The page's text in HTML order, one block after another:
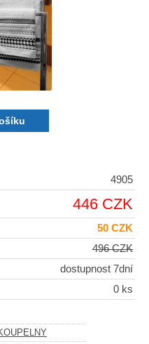
4905
446 CZK
50 CZK
496 CZK
dostupnost 7dní
0 ks